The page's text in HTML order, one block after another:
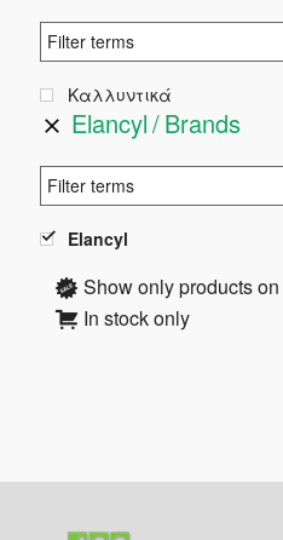
Καλλυντικά
Elancyl Brands
Elancyl
Show only products
In stock only